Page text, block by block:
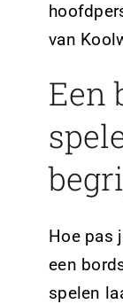
van
Een
Hoe pas
een
spelen